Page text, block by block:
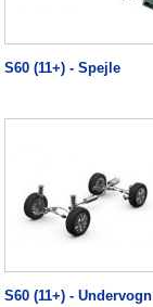
S60 (11+) - Spejle
S60 (11+) - Undervogn